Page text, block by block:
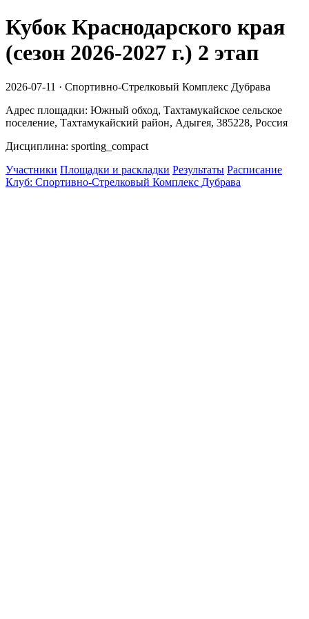
Кубок Краснодарского края
(сезон 2026-2027 г.) 2 этап
2026-07-11 · Спортивно-Стрелковый Комплекс Дубрава
Адрес площадки: Южный обход, Тахтамукайское сельское
поселение, Тахтамукайский район, Адыгея, 385228, Россия
Дисциплина: sporting_compact
Участники Площадки и раскладки Результаты Расписание
Клуб: Спортивно-Стрелковый Комплекс Дубрава